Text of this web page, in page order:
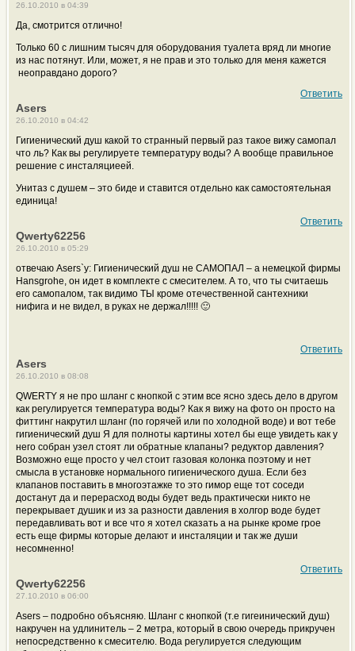
26.10.2010 в 04:39
Да, смотрится отлично!
Только 60 с лишним тысяч для оборудования туалета вряд ли многие
из нас потянут. Или, может, я не прав и это только для меня кажется
неоправдано дорого?
Ответить
Asers
26.10.2010 в 04:42
Гигиенический душ какой то странный первый раз такое вижу самопал
что ль? Как вы регулируете температуру воды? А вообще правильное
решение с инсталяциеей.
Унитаз с душем – это биде и ставится отдельно как самостоятельная
единица!
Ответить
Qwerty62256
26.10.2010 в 05:29
отвечаю Asers`у: Гигиенический душ не САМОПАЛ – а немецкой фирмы
Hansgrohe, он идет в комплекте с смесителем. А то, что ты считаешь
его самопалом, так видимо ТЫ кроме отечественной сантехники
нифига и не видел, в руках не держал!!!!! 🙂
Ответить
Asers
26.10.2010 в 08:08
QWERTY я не про шланг с кнопкой с этим все ясно здесь дело в другом
как регулируется температура воды? Как я вижу на фото он просто на
фиттинг накрутил шланг (по горячей или по холодной воде) и вот тебе
гигиенический душ Я для полноты картины хотел бы еще увидеть как у
него собран узел стоят ли обратные клапаны? редуктор давления?
Возможно еще просто у чел стоит газовая колонка поэтому и нет
смысла в установке нормального гигиенического душа. Если без
клапанов поставить в многоэтажке то это гимор еще тот соседи
достанут да и перерасход воды будет ведь практически никто не
перекрывает душик и из за разности давления в холгор воде будет
передавливать вот и все что я хотел сказать а на рынке кроме грое
есть еще фирмы которые делают и инсталяции и так же души
несомненно!
Ответить
Qwerty62256
27.10.2010 в 06:00
Asers – подробно объясняю. Шланг с кнопкой (т.е гигеинический душ)
накручен на удлинитель – 2 метра, который в свою очередь прикручен
непосредственно к смесителю. Вода регулируется следующим